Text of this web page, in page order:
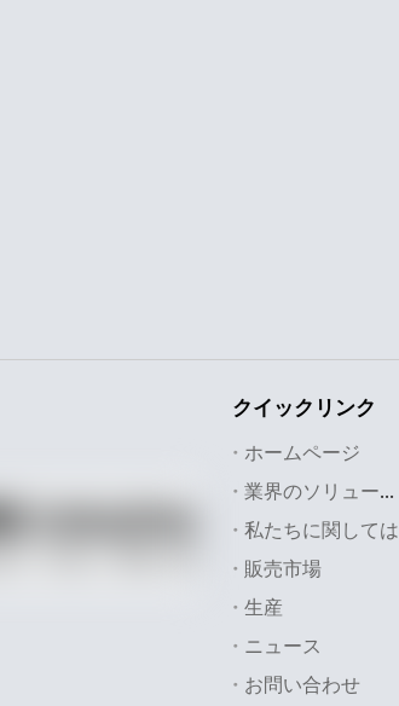
クイックリンク
ホームページ
業界のソリューション
私たちに関しては
販売市場
生産
ニュース
お問い合わせ